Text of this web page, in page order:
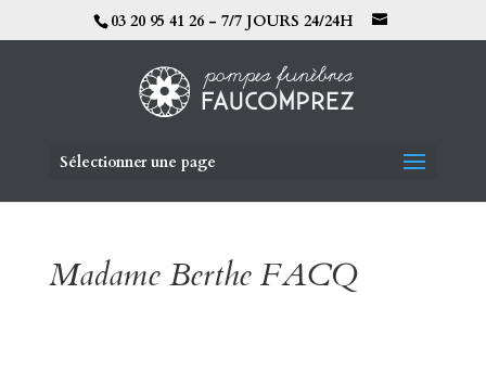
03 20 95 41 26 - 7/7 JOURS 24/24H
Sélectionner une page
Madame Berthe FACQ